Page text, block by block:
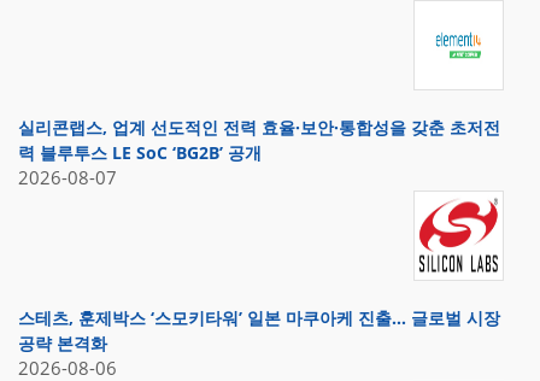
실리콘랩스, 업계 선도적인 전력 효율·보안·통합성을 갖춘 초저전
력 블루투스 LE SoC ‘BG2B’ 공개
2026-08-07
스테츠, 훈제박스 ‘스모키타워’ 일본 마쿠아케 진출… 글로벌 시장
공략 본격화
2026-08-06